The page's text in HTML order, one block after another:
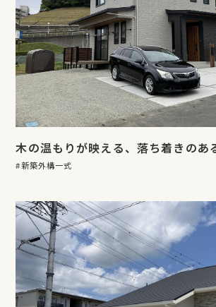
木の温もりが映える、落ち着きのあ
新築外構一式